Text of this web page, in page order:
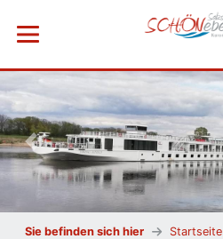
Menü öffnen
Vorheriges Bild
Sie befinden sich hier Startseite